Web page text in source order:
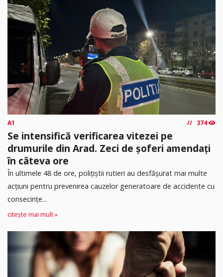
A1 374
Se intensifică verificarea vitezei pe
drumurile din Arad. Zeci de șoferi amendați
în câteva ore
În ultimele 48 de ore, polițiștii rutieri au desfășurat mai multe
acțiuni pentru prevenirea cauzelor generatoare de accidente cu
consecințe...
citește mai mult »